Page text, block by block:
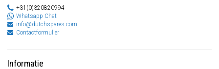
+31(0)320820994
Whatsapp Chat
info@dutchspares.com
Contactformulier
Informatie